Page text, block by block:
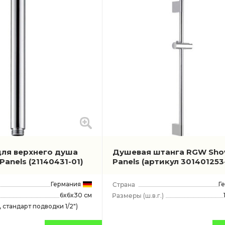
верхнего душа
(21140431-01)
Германия
6x6x30 см
подводки 1/2")
Душевая штанга RGW
Panels (артикул
(ш.в.г.)